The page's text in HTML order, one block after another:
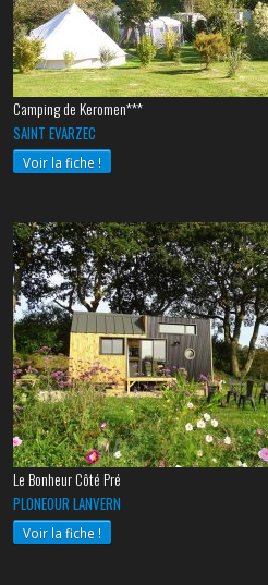
Camping de Keromen***
SAINT EVARZEC
Voir la fiche !
Le Bonheur Côté Pré
PLONEOUR LANVERN
Voir la fiche !